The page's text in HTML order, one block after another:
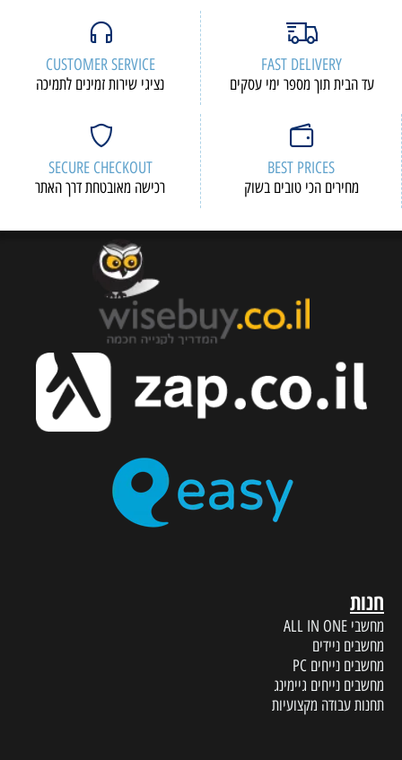
FAST DELIVERY
עד הבית תוך מספר ימי עסקים
CUSTOMER SERVICE
נציגי שירות זמינים לתמיכה
BEST PRICES
מחירים הכי טובים בשוק
SECURE CHECKOUT
רכישה מאובטחת דרך האתר
חנות
מחשבי ALL IN ONE
מחשבים ניידים
מחשבים נייחים PC
מחשבים נייחים גיימינג
תחנות עבודה מקצועיות